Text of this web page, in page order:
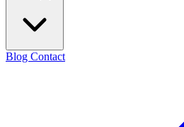
Blog Contact